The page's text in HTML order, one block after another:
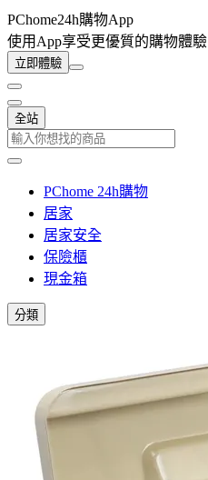
PChome24h購物App
使用App享受更優質的購物體驗
立即體驗
全站
PChome 24h購物
居家
居家安全
保險櫃
現金箱
分類